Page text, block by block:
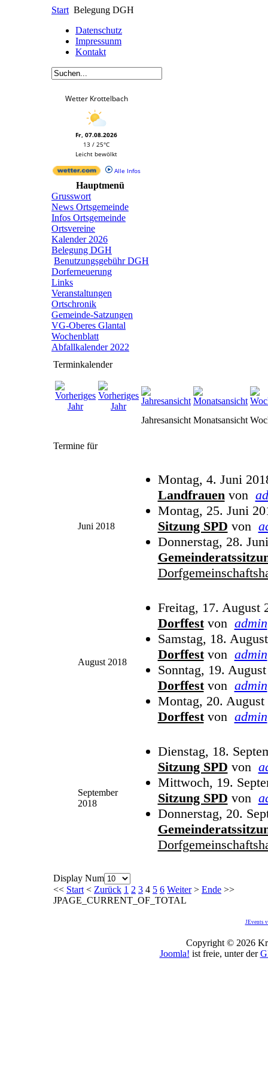
Start Belegung DGH
Datenschutz
Impressunm
Kontakt
Wetter Krottelbach
Fr, 07.08.2026
13 / 25°C
Leicht bewölkt
Alle Infos
Hauptmenü
Grusswort
News Ortsgemeinde
Infos Ortsgemeinde
Ortsvereine
Kalender 2026
Belegung DGH
Benutzungsgebühr DGH
Dorferneuerung
Links
Veranstaltungen
Ortschronik
Gemeinde-Satzungen
VG-Oberes Glantal
Wochenblatt
Abfallkalender 2022
Terminkalender
Jahresansicht Monatsansicht
Termine für
Juni 2018
Montag, 4. Juni
Landfrauenvon
Montag, 25. Juni
Sitzung SPD von
Donnerstag, 28.
August 2018
Freitag, 17. August
Dorffestvon admin
Samstag, 18.
Dorffestvon admin
Sonntag, 19.
Dorffestvon admin
Montag, 20. August
Dorffestvon admin
September
2018
Dienstag, 18.
Sitzung SPD von
Mittwoch, 19.
Sitzung SPD von
Donnerstag, 20.
Display Num
<< Start < Zurück 1 2 3 4 5 6 Weiter> Ende >>
JPAGE_CURRENT_OF_TOTAL
JEvents
Copyright © 2026
Joomla! ist freie, unter der